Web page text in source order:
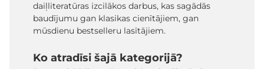
daiļliteratūras izcilākos darbus, kas sagādās
baudījumu gan klasikas cienītājiem, gan
mūsdienu bestselleru lasītājiem.
Ko atradīsi šajā kategorijā?